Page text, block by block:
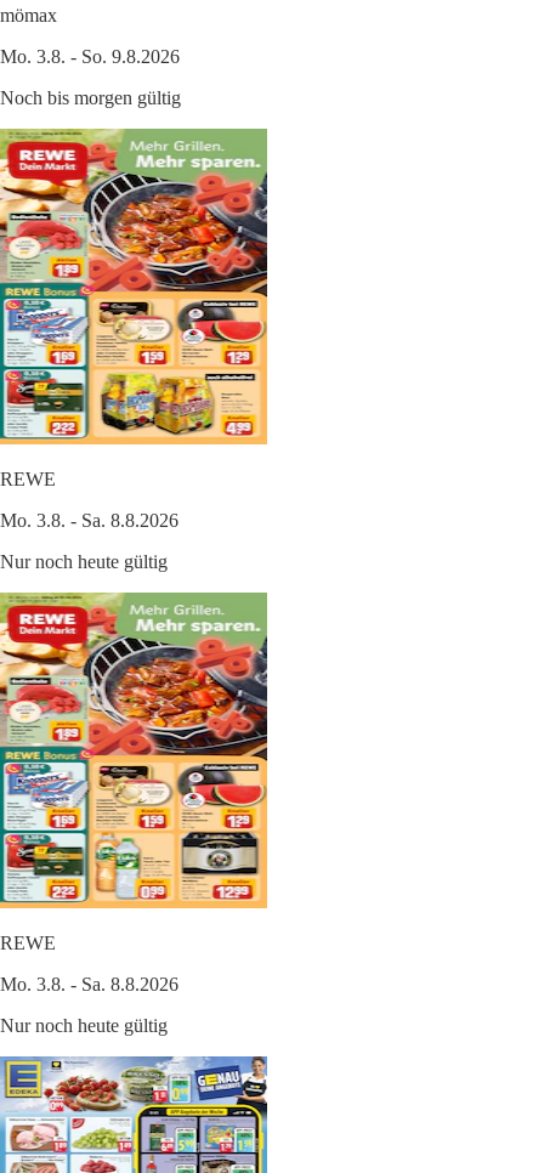
mömax
Mo. 3.8. - So. 9.8.2026
Noch bis morgen gültig
REWE
Mo. 3.8. - Sa. 8.8.2026
Nur noch heute gültig
REWE
Mo. 3.8. - Sa. 8.8.2026
Nur noch heute gültig